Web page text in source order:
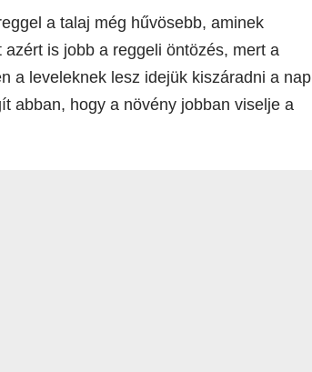
a talaj még hűvösebb, aminek
is jobb a reggeli öntözés, mert a
a leveleknek lesz idejük kiszáradni a nap
abban, hogy a növény jobban viselje a